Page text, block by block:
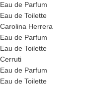
Eau de Parfum
Eau de Toilette
Carolina Herrera
Eau de Parfum
Eau de Toilette
Cerruti
Eau de Parfum
Eau de Toilette